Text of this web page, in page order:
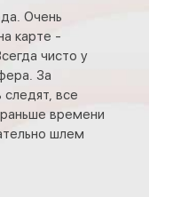
Очень
карте -
чисто у
За
все
времени
шлем